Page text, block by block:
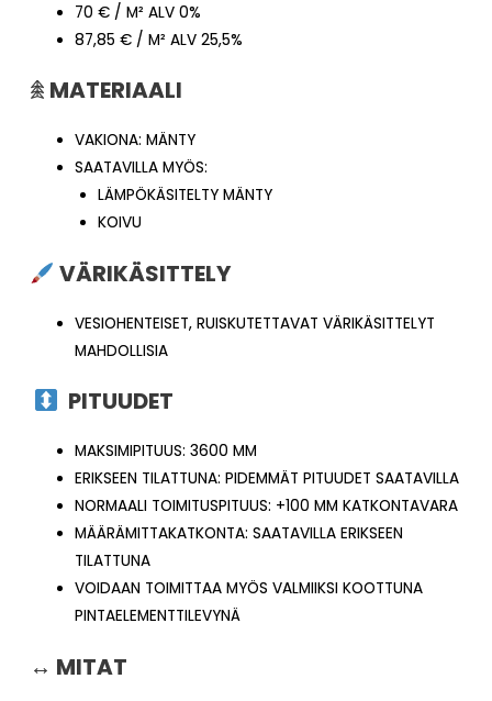
70 € / M² ALV 0%
87,85 € / M² ALV 25,5%
𖠰 MATERIAALI
VAKIONA: MÄNTY
SAATAVILLA MYÖS:
LÄMPÖKÄSITELTY MÄNTY
KOIVU
VÄRIKÄSITTELY
VESIOHENTEISET, RUISKUTETTAVAT VÄRIKÄSITTELYT
MAHDOLLISIA
PITUUDET
MAKSIMIPITUUS: 3600 MM
ERIKSEEN TILATTUNA: PIDEMMÄT PITUUDET SAATAVILLA
NORMAALI TOIMITUSPITUUS: +100 MM KATKONTAVARA
MÄÄRÄMITTAKATKONTA: SAATAVILLA ERIKSEEN
TILATTUNA
VOIDAAN TOIMITTAA MYÖS VALMIIKSI KOOTTUNA
PINTAELEMENTTILEVYNÄ
↔ MITAT